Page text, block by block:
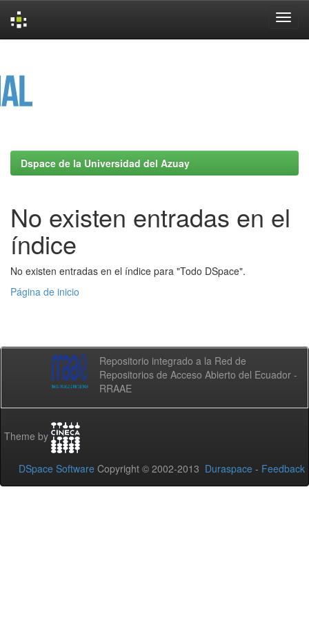
Dspace de la Universidad del Azuay
No existen entradas en el
índice
No existen entradas en el índice para "Todo DSpace".
Página de inicio
Repositorio integrado a la Red de
Repositorios de Acceso Abierto del Ecuador -
RRAAE
Theme by
DSpace Software Copyright © 2002-2013 Duraspace - Feedback